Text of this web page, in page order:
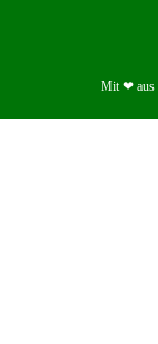
Mit ❤ aus